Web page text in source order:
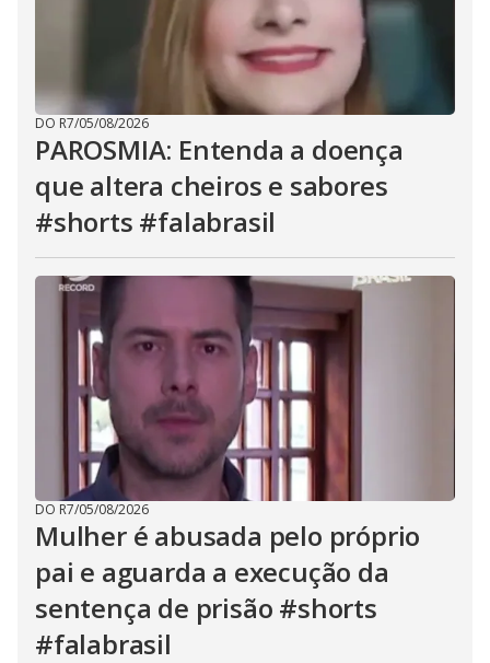
DO R7/05/08/2026
PAROSMIA: Entenda a doença
que altera cheiros e sabores
#shorts #falabrasil
DO R7/05/08/2026
Mulher é abusada pelo próprio
pai e aguarda a execução da
sentença de prisão #shorts
#falabrasil